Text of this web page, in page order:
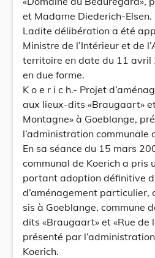
et Madame Diederich-Elsen.
Ladite délibération a été
Ministre de l’Intérieur et de
territoire en date du 11 avril
en due forme.
K o e r i c h.- Projet
aux lieux-dits «Braugaart»
Montagne» à Goeblange,
l’administration communale
En sa séance du 15 mars
communal de Koerich a pris
portant adoption définitive
d’aménagement particulier,
sis à Goeblange, commune
dits «Braugaart» et «Rue de
présenté par
Koerich.